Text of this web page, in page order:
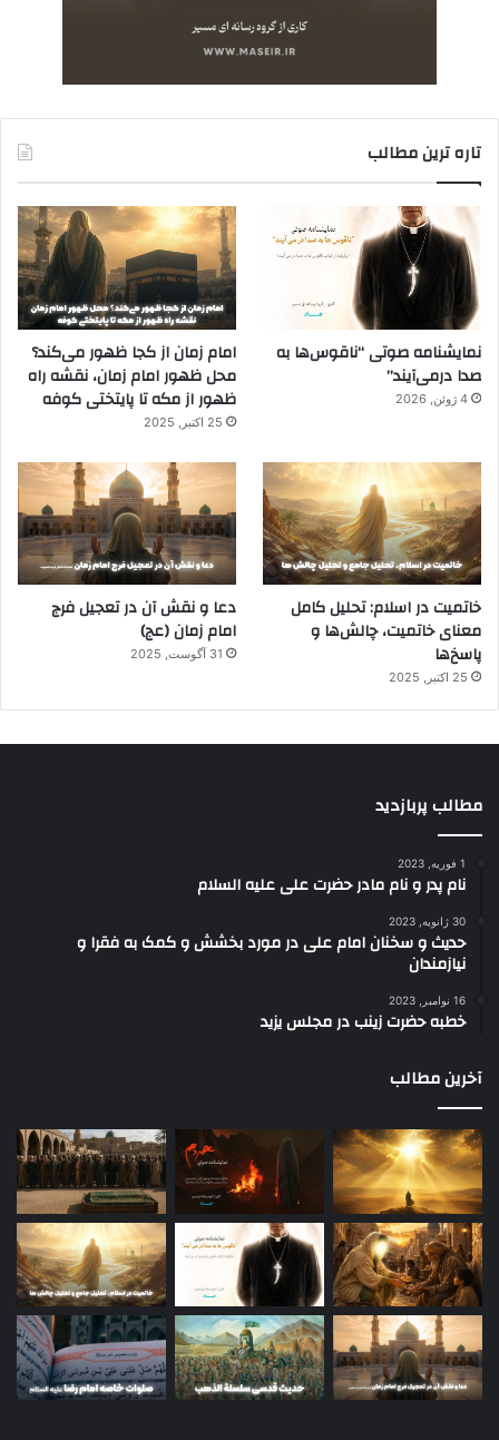
تاره ترین مطالب
نمایشنامه صوتی “ناقوس‌ها به
صدا در‌می‌آیند”
4 ژوئن, 2026
امام زمان از کجا ظهور می‌کند؟
محل ظهور امام زمان، نقشه راه
ظهور از مکه تا پایتختی کوفه
25 اکتبر, 2025
خاتمیت در اسلام: تحلیل کامل
معنای خاتمیت، چالش‌ها و
پاسخ‌ها
25 اکتبر, 2025
دعا و نقش آن در تعجیل فرج
امام زمان (عج)
31 آگوست, 2025
مطالب پربازدید
1 فوریه, 2023
نام پدر و نام مادر حضرت علی علیه السلام
30 ژانویه, 2023
حدیث و سخنان امام علی در مورد بخشش و کمک به فقرا و
نیازمندان
16 نوامبر, 2023
خطبه حضرت زینب در مجلس یزید
آخرین مطالب